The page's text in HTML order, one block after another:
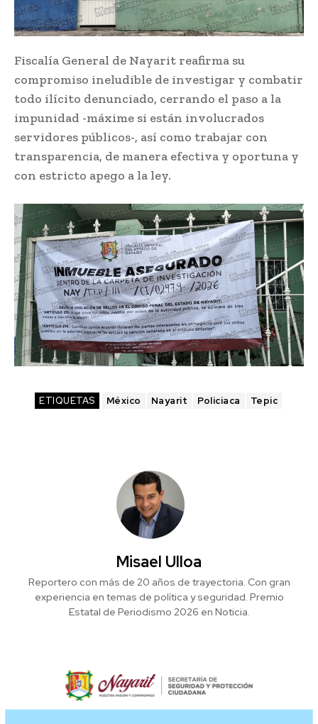
Fiscalía General de Nayarit reafirma su
compromiso ineludible de investigar y combatir
todo ilícito denunciado, cerrando el paso a la
impunidad -máxime si están involucrados
servidores públicos-, así como trabajar con
transparencia, de manera efectiva y oportuna y
con estricto apego a la ley.
ETIQUETAS México Nayarit Policiaca Tepic
Misael Ulloa
Reportero con más de 20 años de trayectoria. Con gran
experiencia en temas de política y seguridad. Premio
Estatal de Periodismo 2026 en Noticia.